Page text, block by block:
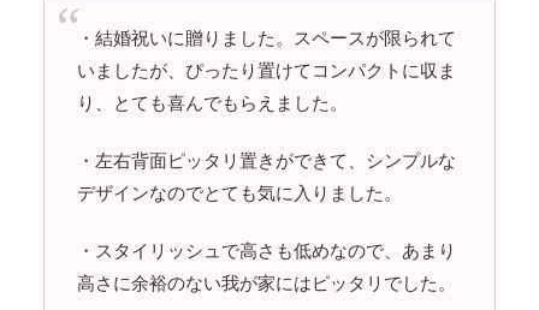
・結婚祝いに贈りました。スペースが限られて
いましたが、ぴったり置けてコンパクトに収ま
り、とても喜んでもらえました。
・左右背面ピッタリ置きができて、シンプルな
デザインなのでとても気に入りました。
・スタイリッシュで高さも低めなので、あまり
高さに余裕のない我が家にはピッタリでした。